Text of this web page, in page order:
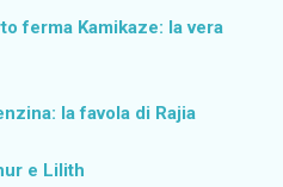
ferma Kamikaze: la vera
la favola di Rajia
e Lilith